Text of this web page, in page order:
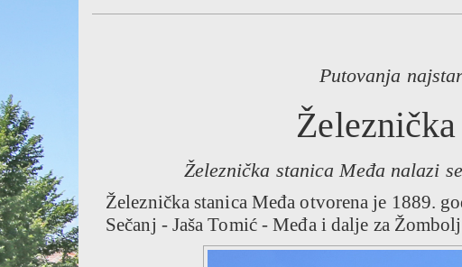
Putovanja
Železnička stanica Međa nalazi
Železnička stanica Međa otvorena je 1889.
Sečanj - Jaša Tomić - Međa i dalje za